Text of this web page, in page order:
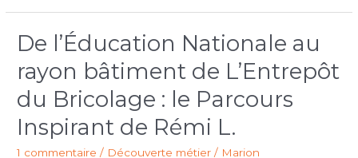
De l’Éducation Nationale au
rayon bâtiment de L’Entrepôt
du Bricolage : le Parcours
Inspirant de Rémi L.
1 commentaire / Découverte métier / Marion
De
l’Éducation
Nationale
au
rayon
bâtiment